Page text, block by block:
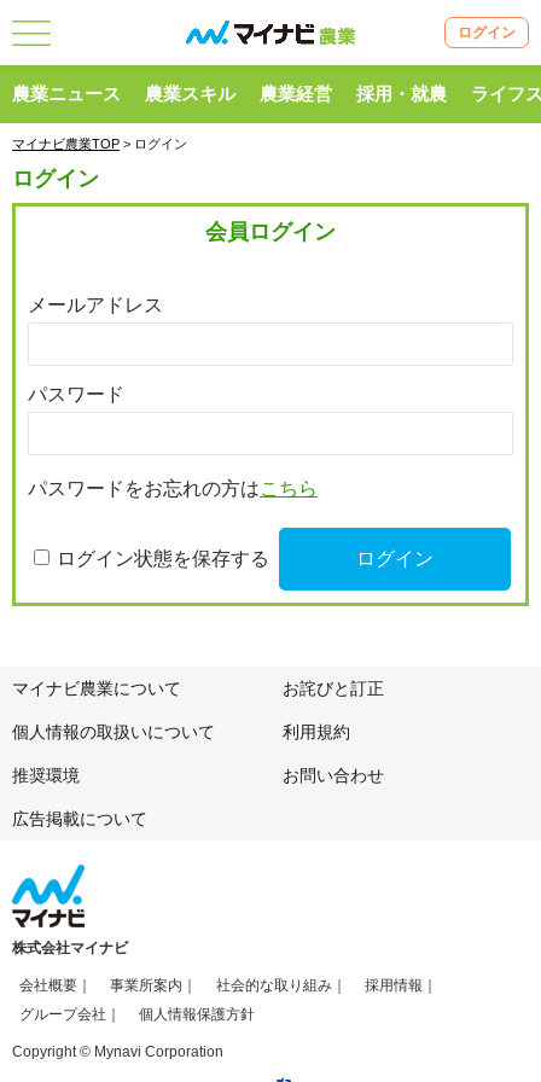
ログイン
農業ニュース 農業スキル 農業経営 採用・就農 ライフ
マイナビ農業TOP > ログイン
ログイン
会員ログイン
メールアドレス
パスワード
パスワードをお忘れの方はこちら
ログイン状態を保存する
マイナビ農業について お詫びと訂正
個人情報の取扱いについて 利用規約
推奨環境 お問い合わせ
広告掲載について
株式会社マイナビ
会社概要 事業所案内 社会的な取り組み
採用情報
グループ会社
個人情報保護方針
Copyright © Mynavi Corporation